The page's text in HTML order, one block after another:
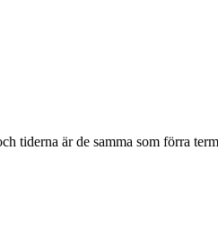
tiderna är de samma som förra